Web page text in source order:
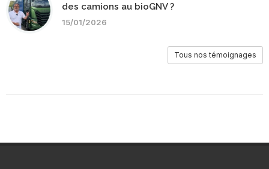
des camions au bioGNV ?
15/01/2026
Tous nos témoignages